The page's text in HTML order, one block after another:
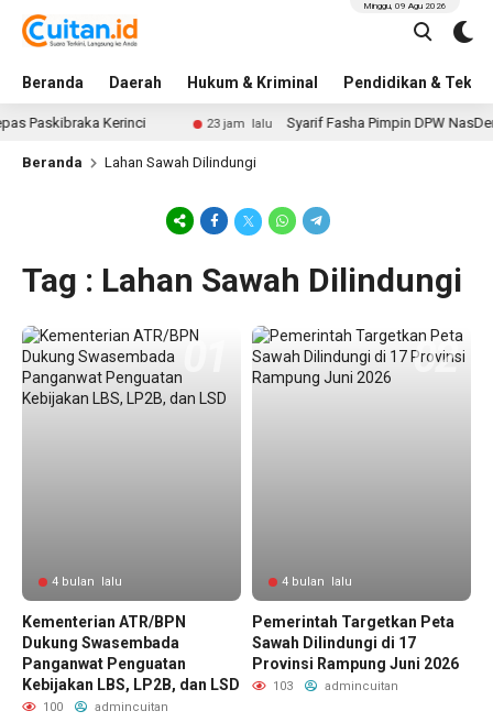
Beranda Daerah Hukum & Kriminal Pendidikan &
Minggu, 09 Agu 2026
Paskibraka Kerinci 23 jam lalu Syarif Fasha Pimpin DPW
Beranda Lahan Sawah Dilindungi
Tag : Lahan Sawah Dilindungi
4 bulan lalu
Kementerian ATR/BPN
Dukung Swasembada
Panganwat Penguatan
Kebijakan LBS, LP2B, dan LSD
100 admincuitan
4 bulan lalu
Pemerintah Targetkan Peta
Sawah Dilindungi di 17
Provinsi Rampung Juni 2026
103 admincuitan